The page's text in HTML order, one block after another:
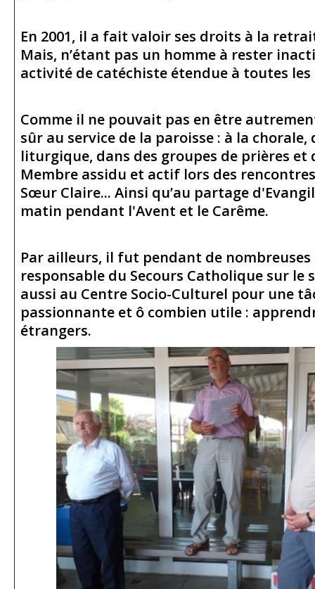
En 2001, il a fait valoir ses droits à la
Mais, n’étant pas un homme à rester
activité de catéchiste étendue à toutes les
Comme il ne pouvait pas en être
sûr au service de la paroisse : à la chorale,
liturgique, dans des groupes de prières et
Membre assidu et actif lors des
Sœur Claire... Ainsi qu’au partage
matin pendant l'Avent et le Carême.
Par ailleurs, il fut pendant de nombreuses
responsable du Secours Catholique sur le
aussi au Centre Socio-Culturel pour une
passionnante et ô combien utile :
étrangers.